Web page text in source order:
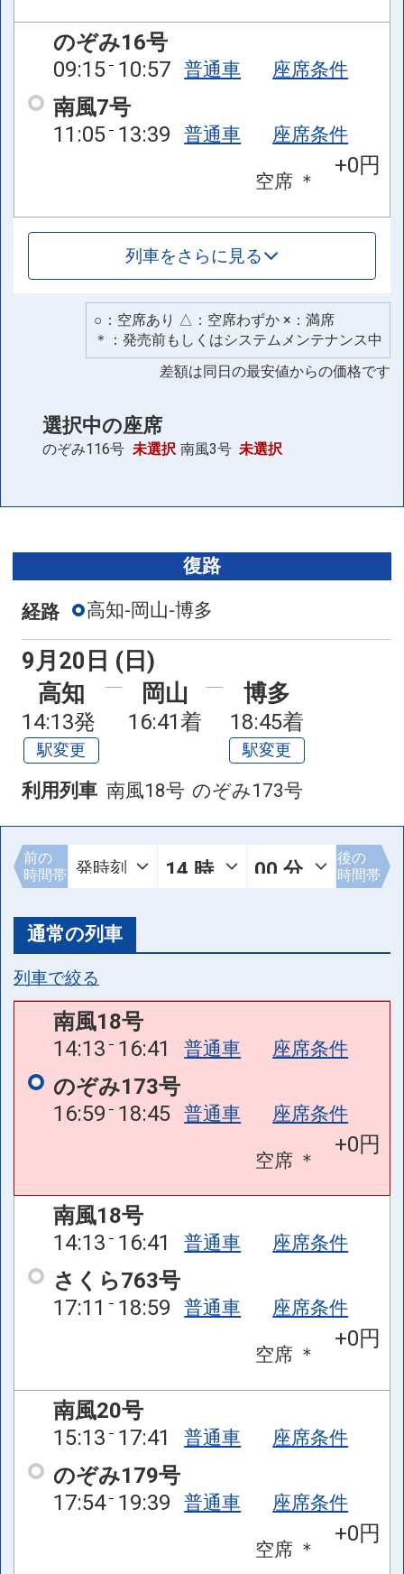
のぞみ16号
09:15 10:57 普通車 座席条件
南風7号
11:05 13:39 普通車 座席条件
空席 ＊
+0円
列車をさらに見る
○：空席あり △：空席わずか ×：満席
＊：発売前もしくはシステムメンテナンス中
差額は同日の最安値からの価格です
選択中の座席
のぞみ116号 未選択 南風3号 未選択
復路
経路 高知-岡山-博多
9月20日 (日)
高知
14:13発
駅変更
岡山
16:41着
博多
18:45着
駅変更
利用列車 南風18号 のぞみ173号
前の
時間帯
後の
時間帯
通常の列車
列車で絞る
南風18号
14:13 16:41 普通車 座席条件
のぞみ173号
16:59 18:45 普通車 座席条件
空席 ＊
+0円
南風18号
14:13 16:41 普通車 座席条件
さくら763号
17:11
18:59 普通車 座席条件
空席 ＊
+0円
南風20号
15:13 17:41 普通車 座席条件
のぞみ179号
17:54 19:39 普通車 座席条件
空席 ＊
+0円